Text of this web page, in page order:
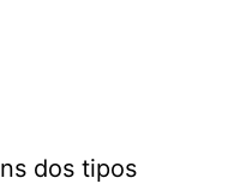
dos tipos